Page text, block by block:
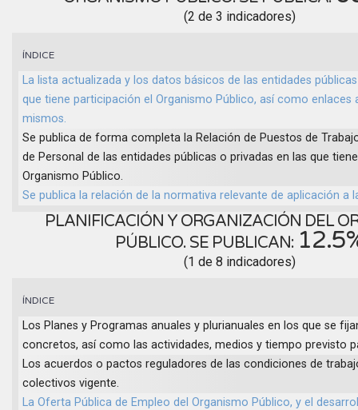
(2 de 3 indicadores)
ÍNDICE
La lista actualizada y los datos básicos de las entidades
que tiene participación el Organismo Público, así como enlaces
mismos.
Se publica de forma completa la Relación de Puestos de
de Personal de las entidades públicas o privadas en las que
Organismo Público.
Se publica la relación de la normativa relevante de aplicación a
PLANIFICACIÓN Y ORGANIZACIÓN DEL
PÚBLICO. SE PUBLICAN:
(1 de 8 indicadores)
ÍNDICE
Los Planes y Programas anuales y plurianuales en los que se
concretos, así como las actividades, medios y tiempo previsto
Los acuerdos o pactos reguladores de las condiciones de
colectivos vigente.
La Oferta Pública de Empleo del Organismo Público, y el